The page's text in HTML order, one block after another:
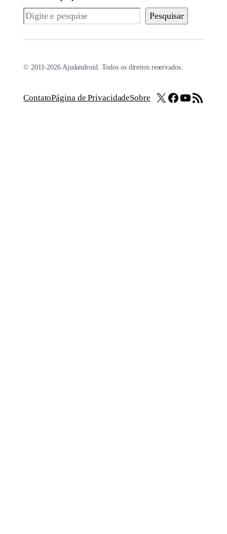
Pesquisar Pesquisar
© 2011-2026 Ajudandroid. Todos os direitos reservados.
ContatoPágina de PrivacidadeSobre X Facebook
Youtube
Feed RSS